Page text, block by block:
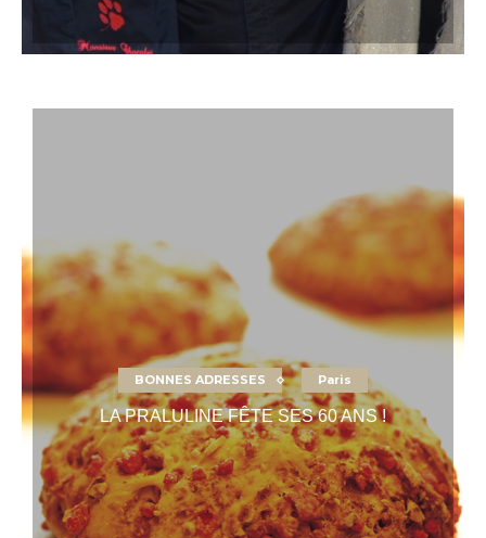
BONNES ADRESSES Paris
LA PRALULINE FÊTE SES 60 ANS !